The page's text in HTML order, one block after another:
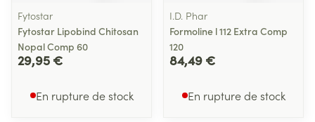
Fytostar
Fytostar Lipobind Chitosan
Nopal Comp 60
29,95 €
En rupture de stock
I.D. Phar
Formoline l 112 Extra Comp
120
84,49 €
En rupture de stock